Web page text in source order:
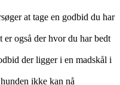
at tage en godbid du har
også der hvor du har bedt
der ligger i en madskål i
ikke kan nå